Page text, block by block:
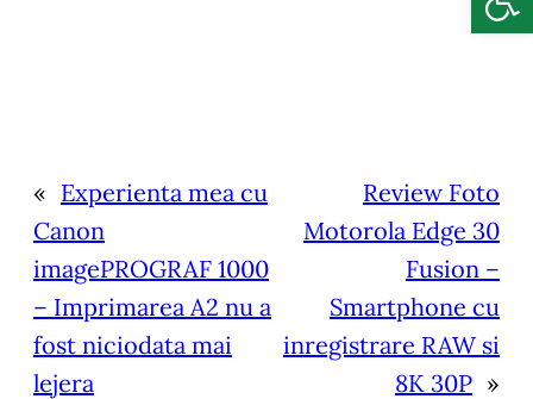
« Experienta mea cu
Canon
imagePROGRAF 1000
– Imprimarea A2 nu a
fost niciodata mai
lejera
Review Foto
Motorola Edge 30
Fusion –
Smartphone cu
inregistrare RAW si
8K 30P »